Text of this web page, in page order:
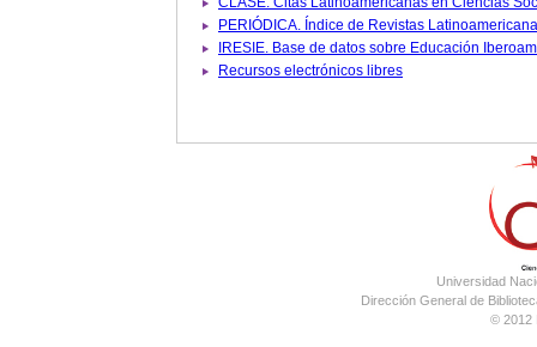
IRESIE. Base de datos
Recursos electrónicos libres
Universidad
Dirección General de
© 2012